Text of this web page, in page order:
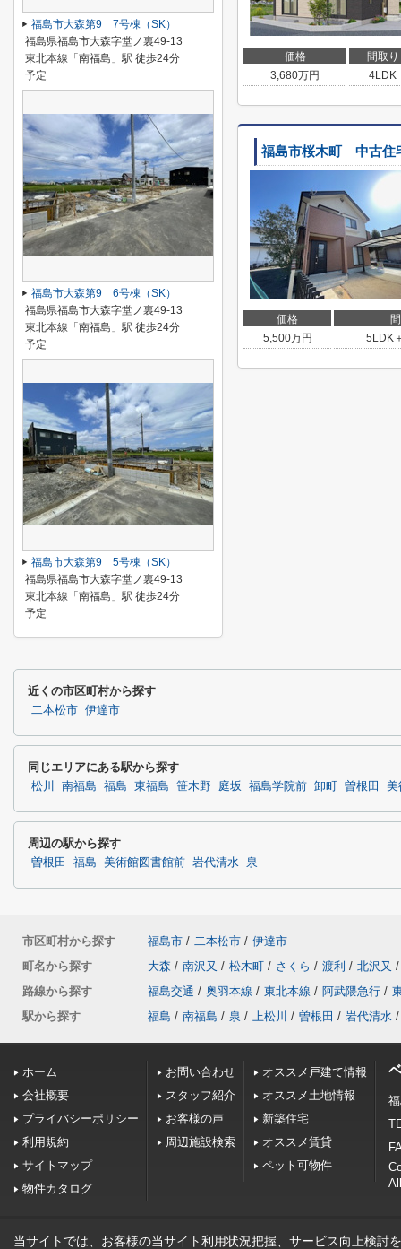
価格
間取り
3,680万円 4LDK
福島市桜木町 中古住
価格
5,500万円 5LDK
福島市大森第9 7号棟（SK）
福島県福島市大森字堂ノ裏49-13
東北本線「南福島」駅 徒歩24分
予定
福島市大森第9 6号棟（SK）
福島県福島市大森字堂ノ裏49-13
東北本線「南福島」駅 徒歩24分
予定
福島市大森第9 5号棟（SK）
福島県福島市大森字堂ノ裏49-13
東北本線「南福島」駅 徒歩24分
予定
近くの市区町村から探す
二本松市 伊達市
同じエリアにある駅から探す
松川 南福島 福島 東福島 笹木野 庭坂 福島学院前 卸町 曽根田 美
周辺の駅から探す
曽根田 福島 美術館図書館前 岩代清水 泉
市区町村から探す 福島市 / 二本松市 / 伊達市
町名から探す
大森 / 南沢又 / 松木町 / さくら / 渡利 / 北沢又 /
路線から探す
福島交通 / 奥羽本線 / 東北本線 / 阿武隈急行 /
駅から探す
福島 / 南福島 / 泉 / 上松川 / 曽根田 / 岩代清水 /
ホーム
会社概要
プライバシーポリシー
利用規約
サイトマップ
物件カタログ
お問い合わせ
スタッフ紹介
お客様の声
周辺施設検索
オススメ戸建て情報
オススメ土地情報
新築住宅
オススメ賃貸
ペット可物件
当サイトでは、お客様の当サイト利用状況把握、サービス向上検討